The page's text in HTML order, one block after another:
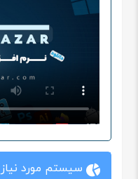
سیستم مورد نیاز